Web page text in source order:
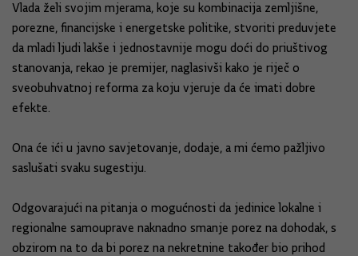
Vlada želi svojim mjerama, koje su kombinacija zemljišne,
porezne, financijske i energetske politike, stvoriti preduvjete
da mladi ljudi lakše i jednostavnije mogu doći do priuštivog
stanovanja, rekao je premijer, naglasivši kako je riječ o
sveobuhvatnoj reforma za koju vjeruje da će imati dobre
efekte.
Ona će ići u javno savjetovanje, dodaje, a mi ćemo pažljivo
saslušati svaku sugestiju.
Odgovarajući na pitanja o mogućnosti da jedinice lokalne i
regionalne samouprave naknadno smanje porez na dohodak, s
obzirom na to da bi porez na nekretnine također bio prihod